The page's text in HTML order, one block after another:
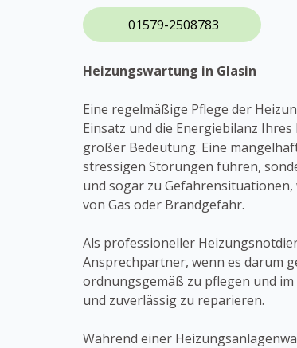
01579-2508783
Heizungswartung in Glasin
Eine regelmäßige Pflege der
Einsatz und die Energiebilanz
großer Bedeutung. Eine
stressigen Störungen führen,
und sogar zu
von Gas oder Brandgefahr.
Als professioneller
Ansprechpartner, wenn es darum
ordnungsgemäß zu pflegen und
und zuverlässig zu reparieren.
Während einer